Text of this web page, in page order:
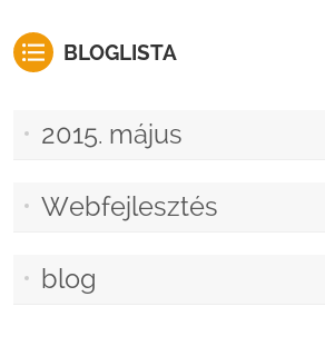
BLOGLISTA
2015. május
Webfejlesztés
blog